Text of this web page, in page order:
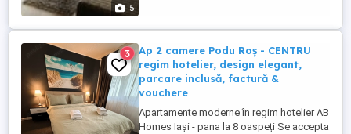
5
3
Ap 2 camere Podu Roș - CENTRU
regim hotelier, design elegant,
parcare inclusă, factură &
vouchere
Apartamente moderne în regim hotelier AB
Homes Iași - pana la 8 oaspeți Se accepta